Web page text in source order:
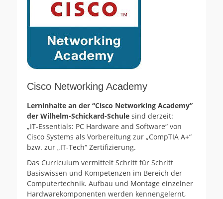
Cisco Networking Academy
Lerninhalte an der “Cisco Networking Academy”
der Wilhelm-Schickard-Schule sind derzeit:
„IT-Essentials: PC Hardware and Software“ von
Cisco Systems als Vorbereitung zur „CompTIA A+“
bzw. zur „IT-Tech“ Zertifizierung.
Das Curriculum vermittelt Schritt für Schritt
Basiswissen und Kompetenzen im Bereich der
Computertechnik. Aufbau und Montage einzelner
Hardwarekomponenten werden kennengelernt,